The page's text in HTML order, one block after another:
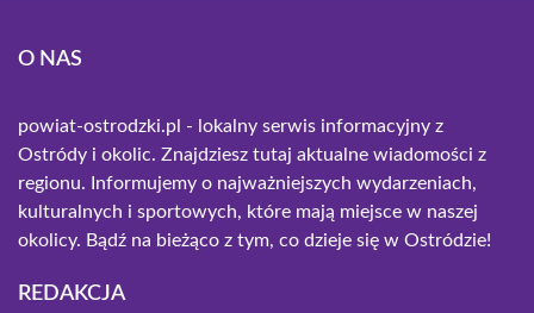
O NAS
powiat-ostrodzki.pl - lokalny serwis informacyjny z
Ostródy i okolic. Znajdziesz tutaj aktualne wiadomości z
regionu. Informujemy o najważniejszych wydarzeniach,
kulturalnych i sportowych, które mają miejsce w naszej
okolicy. Bądź na bieżąco z tym, co dzieje się w Ostródzie!
REDAKCJA